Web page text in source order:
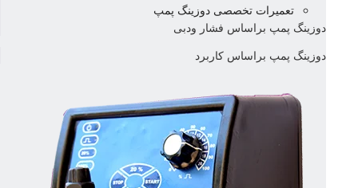
تعمیرات تخصصی دوزینگ پمپ
دوزینگ پمپ براساس فشار ودبی
دوزینگ پمپ براساس کاربرد